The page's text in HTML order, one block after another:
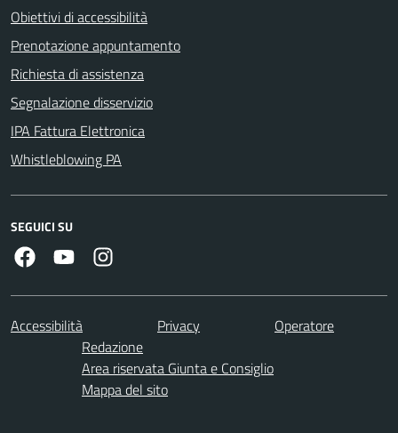
Obiettivi di accessibilità
Prenotazione appuntamento
Richiesta di assistenza
Segnalazione disservizio
IPA Fattura Elettronica
Whistleblowing PA
SEGUICI SU
FacebookYoutube
Accessibilità Privacy
Operatore
Redazione
Area riservata Giunta e Consiglio
Mappa del sito